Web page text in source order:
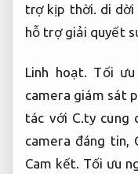
trợ kịp thời. di dời
hỗ trợ giải quyết
Linh hoạt. Tối ưu
camera giám sát
tác với C.ty cung
camera đáng tin,
Cam kết. Tối ưu